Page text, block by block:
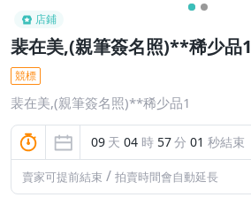
店鋪
裴在美,(親筆簽名照)**稀少品1
競標
裴在美,(親筆簽名照)**稀少品1
09 天 04 時 57分 00 秒結束
賣家可提前結束 / 拍賣時間會自動延長